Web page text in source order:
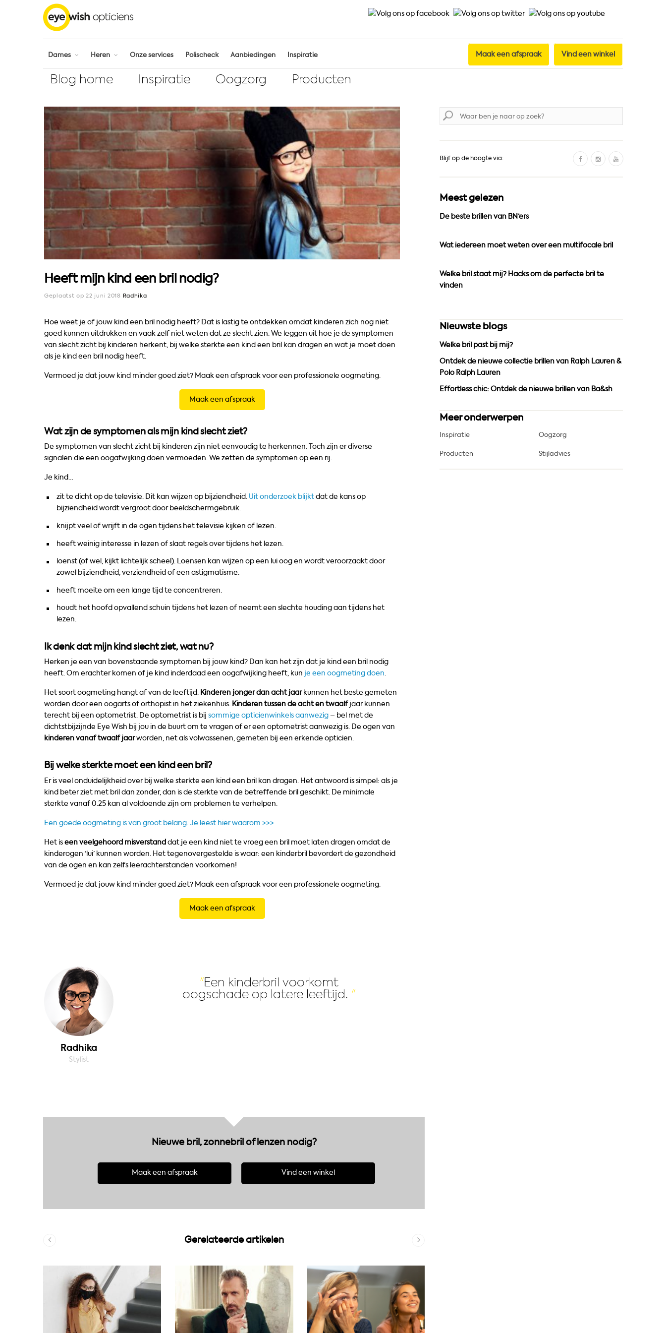
Dames Heren Onze services Polischeck Aanbiedingen Inspiratie Maak een afspraak Vind een winkel
Blog home Inspiratie Oogzorg Producten
Heeft mijn kind een bril nodig?
Geplaatst op 22 juni 2018 Radhika
Hoe weet je of jouw kind een bril nodig heeft? Dat is lastig te ontdekken omdat kinderen zich nog niet
goed kunnen uitdrukken en vaak zelf niet weten dat ze slecht zien. We leggen uit hoe je de symptomen
van slecht zicht bij kinderen herkent, bij welke sterkte een kind een bril kan dragen en wat je moet doen
als je kind een bril nodig heeft.
Vermoed je dat jouw kind minder goed ziet? Maak een afspraak voor een professionele oogmeting.
Maak een afspraak
Wat zijn de symptomen als mijn kind slecht ziet?
De symptomen van slecht zicht bij kinderen zijn niet eenvoudig te herkennen. Toch zijn er diverse
signalen die een oogafwijking doen vermoeden. We zetten de symptomen op een rij.
Je kind…
zit te dicht op de televisie. Dit kan wijzen op bijziendheid. Uit onderzoek blijktdat de kans op
bijziendheid wordt vergroot door beeldschermgebruik.
knijpt veel of wrijft in de ogen tijdens het televisie kijken of lezen.
heeft weinig interesse in lezen of slaat regels over tijdens het lezen.
loenst (of wel, kijkt lichtelijk scheel). Loensen kan wijzen op een lui oog en wordt veroorzaakt door
zowel bijziendheid, verziendheid of een astigmatisme.
heeft moeite om een lange tijd te concentreren.
houdt het hoofd opvallend schuin tijdens het lezen of neemt een slechte houding aan tijdens het
lezen.
Ik denk dat mijn kind slecht ziet, wat nu?
Herken je een van bovenstaande symptomen bij jouw kind? Dan kan het zijn dat je kind een bril nodig
heeft. Om erachter komen of je kind inderdaad een oogafwijking heeft, kun je een oogmeting doen.
Het soort oogmeting hangt af van de leeftijd. Kinderen jonger dan acht jaarkunnen het beste gemeten
worden door een oogarts of orthopist in het ziekenhuis. Kinderen tussen de acht en twaalfjaar kunnen
terecht bij een optometrist. De optometrist is bij sommige opticienwinkels aanwezig – bel met de
dichtstbijzijnde Eye Wish bij jou in de buurt om te vragen of er een optometrist aanwezig is. De ogen van
kinderen vanaf twaalf jaarworden, net als volwassenen, gemeten bij een erkende opticien.
Bij welke sterkte moet een kind een bril?
Er is veel onduidelijkheid over bij welke sterkte een kind een bril kan dragen. Het antwoord is simpel: als je
kind beter ziet met bril dan zonder, dan is de sterkte van de betreffende bril geschikt. De minimale
sterkte vanaf 0.25 kan al voldoende zijn om problemen te verhelpen.
Een goede oogmeting is van groot belang. Je leest hier waarom >>>
Het iseen veelgehoord misverstanddat je een kind niet te vroeg een bril moet laten dragen omdat de
kinderogen ‘lui’ kunnen worden. Het tegenovergestelde is waar: een kinderbril bevordert de gezondheid
van de ogen en kan zelfs leerachterstanden voorkomen!
Vermoed je dat jouw kind minder goed ziet? Maak een afspraak voor een professionele oogmeting.
Maak een afspraak
Radhika
Stylist
Een kinderbril voorkomt
oogschade op latere leeftijd.
Nieuwe bril, zonnebril of lenzen nodig?
Maak een afspraak Vind een winkel
Gerelateerde artikelen
Zoek
naar:
Blijf op de hoogte via:
F
a
I
n
m
Y
o
Meest gelezen
De beste brillen van BN’ers
Wat iedereen moet weten over een multifocale bril
Welke bril staat mij? Hacks om de perfecte bril te
vinden
Nieuwste blogs
Welke bril past bij mij?
Ontdek de nieuwe collectie brillen van Ralph Lauren &
Polo Ralph Lauren
Effortless chic: Ontdek de nieuwe brillen van Ba&sh
Meer onderwerpen
Inspiratie Oogzorg
Producten Stijladvies